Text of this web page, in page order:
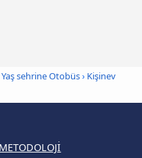
Yaş sehrine Otobüs› Kişinev
METODOLOJI